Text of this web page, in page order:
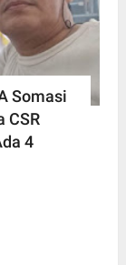
Somasi
CSR
4